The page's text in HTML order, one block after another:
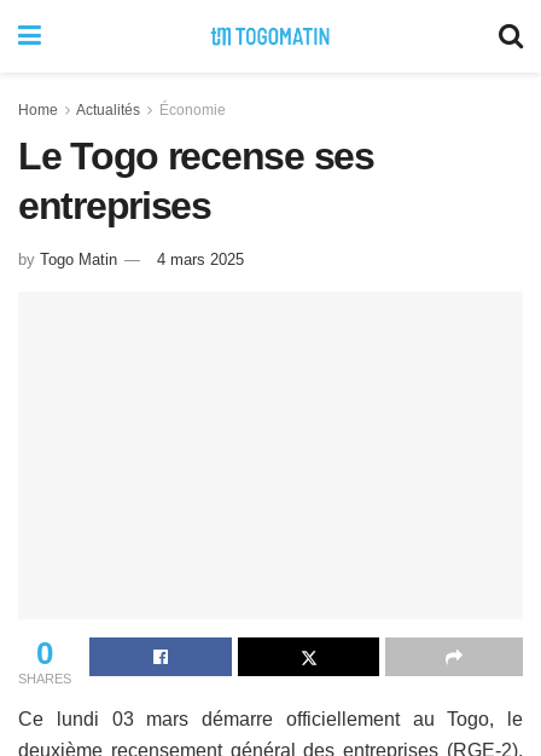
Home Actualités Économie
Le Togo recense ses
entreprises
by Togo Matin 4 mars 2025
0
SHARES
Ce lundi 03 mars démarre officiellement au Togo, le
deuxième recensement général des entreprises (RGE-2).